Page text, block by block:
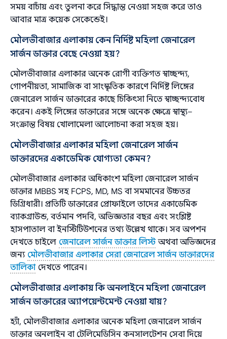
সময় বাচাঁয় এবং তুলনা করে সিদ্ধান্ত নেওয়া সহজ করে তাও
আবার মাত্র কয়েক সেকেন্ডেই।
মৌলভীবাজার এলাকায় কেন নির্দিষ্ট মহিলা জেনারেল
সার্জন ডাক্তার বেছে নেওয়া হয়?
মৌলভীবাজার এলাকার অনেক রোগী ব্যক্তিগত স্বাচ্ছন্দ্য,
গোপনীয়তা, সামাজিক বা সাংস্কৃতিক কারণে নির্দিষ্ট লিঙ্গের
জেনারেল সার্জন ডাক্তারের কাছে চিকিৎসা নিতে স্বাচ্ছন্দ্যবোধ
করেন। একই লিঙ্গের ডাক্তারের সঙ্গে অনেক ক্ষেত্রে স্বাস্থ্য–
সংক্রান্ত বিষয় খোলামেলা আলোচনা করা সহজ হয়।
মৌলভীবাজার এলাকার মহিলা জেনারেল সার্জন
ডাক্তারদের একাডেমিক যোগ্যতা কেমন?
মৌলভীবাজার এলাকার অধিকাংশ মহিলা জেনারেল সার্জন
ডাক্তার MBBS সহ FCPS, MD, MS বা সমমানের উচ্চতর
ডিগ্রিধারী। প্রতিটি ডাক্তারের প্রোফাইলে তাদের একাডেমিক
ব্যাকগ্রাউন্ড, বর্তমান পদবি, অভিজ্ঞতার বছর এবং সংশ্লিষ্ট
হাসপাতাল বা ইনস্টিটিউশনের তথ্য উল্লেখ থাকে। সব অপশন
দেখতে চাইলে জেনারেল সার্জন ডাক্তার লিস্টঅথবা অভিজ্ঞদের
জন্য মৌলভীবাজার এলাকার সেরা জেনারেল সার্জন ডাক্তারদের
তালিকা দেখতে পারেন।
মৌলভীবাজার এলাকায় কি অনলাইনে মহিলা জেনারেল
সার্জন ডাক্তারের অ্যাপয়েন্টমেন্ট নেওয়া যায়?
হ্যাঁ, মৌলভীবাজার এলাকার অনেক মহিলা জেনারেল সার্জন
ডাক্তার অনলাইন বা টেলিমেডিসিন কনসালটেশন সেবা দিয়ে